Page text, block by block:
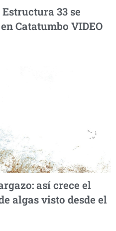
33 se
Catatumbo VIDEO
así crece el
algas visto desde el